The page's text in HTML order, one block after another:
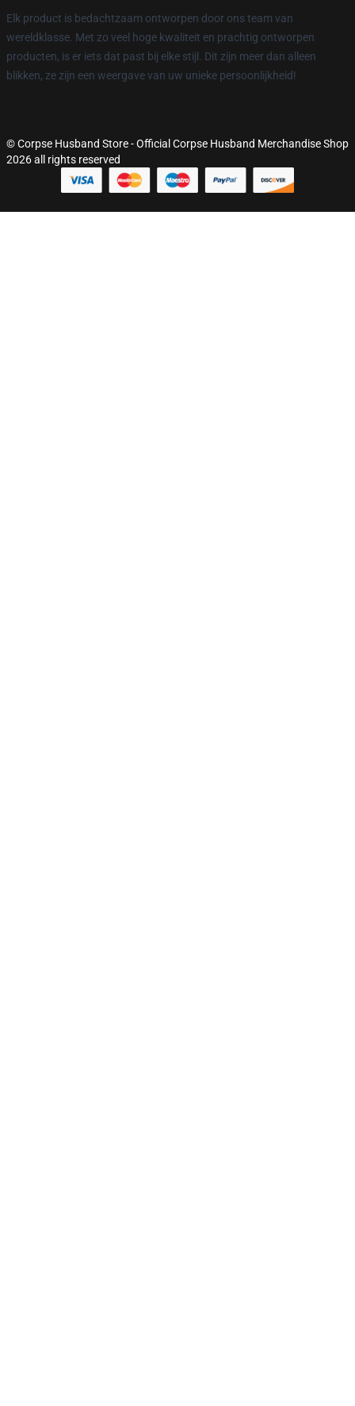
Elk product is bedachtzaam ontworpen door ons team van
wereldklasse. Met zo veel hoge kwaliteit en prachtig ontworpen
producten, is er iets dat past bij elke stijl. Dit zijn meer dan alleen
blikken, ze zijn een weergave van uw unieke persoonlijkheid!
© Corpse Husband Store - Official Corpse Husband Merchandise Shop
2026 all rights reserved